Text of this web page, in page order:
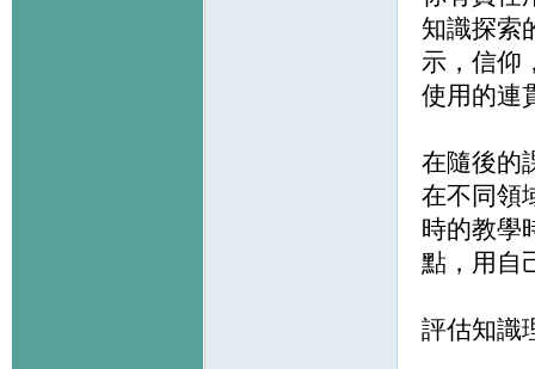
知識探索
示，信仰
使用的連
在隨後的
在不同領
時的教學
點，用自
評估知識